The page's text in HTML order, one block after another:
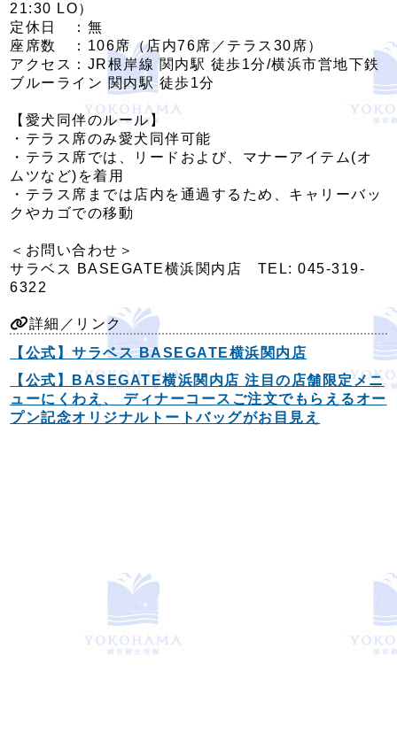
21:30 LO）
定休日 ：無
座席数 ：106席（店内76席／テラス30席）
アクセス：JR根岸線 関内駅 徒歩1分/横浜市営地下鉄
ブルーライン 関内駅 徒歩1分
【愛犬同伴のルール】
・テラス席のみ愛犬同伴可能
・テラス席では、リードおよび、マナーアイテム(オ
ムツなど)を着用
・テラス席までは店内を通過するため、キャリーバッ
クやカゴでの移動
＜お問い合わせ＞
サラベス BASEGATE横浜関内店 TEL: 045-319-
6322
詳細／リンク
【公式】サラベス BASEGATE横浜関内店
【公式】BASEGATE横浜関内店 注目の店舗限定メニ
ューにくわえ、 ディナーコースご注文でもらえるオー
プン記念オリジナルトートバッグがお目見え